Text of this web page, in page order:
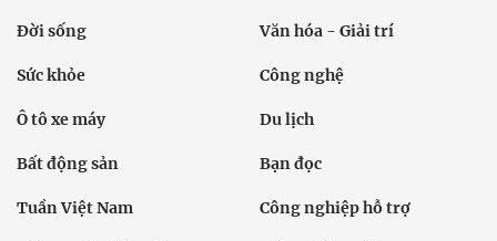
Đời sống Văn hóa - Giải trí
Sức khỏe Công nghệ
Ô tô xe máy Du lịch
Bất động sản Bạn đọc
Tuần Việt Nam Công nghiệp hỗ trợ